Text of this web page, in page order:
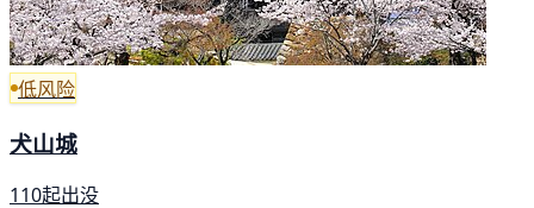
低风险
犬山城
110起出没